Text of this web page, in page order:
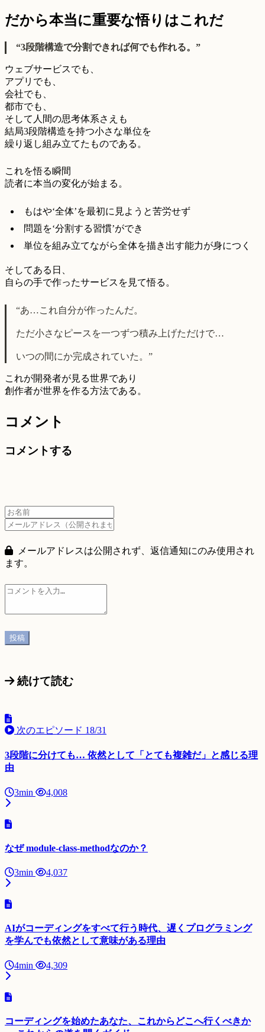
だから本当に重要な悟りはこれだ
“3段階構造で分割できれば何でも作れる。”
ウェブサービスでも、
アプリでも、
会社でも、
都市でも、
そして人間の思考体系さえも
結局3段階構造を持つ小さな単位を
繰り返し組み立てたものである。
これを悟る瞬間
読者に本当の変化が始まる。
もはや‘全体’を最初に見ようと苦労せず
問題を‘分割する習慣’ができ
単位を組み立てながら全体を描き出す能力が身につく
そしてある日、
自らの手で作ったサービスを見て悟る。
“あ…これ自分が作ったんだ。
ただ小さなピースを一つずつ積み上げただけで…
いつの間にか完成されていた。”
これが開発者が見る世界であり
創作者が世界を作る方法である。
コメント
コメントする
メールアドレスは公開されず、返信通知にのみ使用され
ます。
続けて読む
次のエピソード 18/31
3段階に分けても… 依然として「とても複雑だ」と感じる理
由
3min 4,008
なぜ module-class-methodなのか？
3min 4,037
AIがコーディングをすべて行う時代、遅くプログラミング
を学んでも依然として意味がある理由
4min 4,309
コーディングを始めたあなた、これからどこへ行くべきか